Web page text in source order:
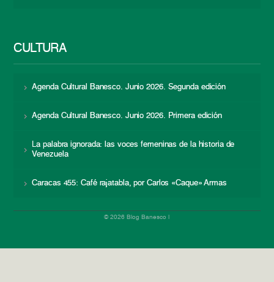
CULTURA
Agenda Cultural Banesco. Junio 2026. Segunda edición
Agenda Cultural Banesco. Junio 2026. Primera edición
La palabra ignorada: las voces femeninas de la historia de
Venezuela
Caracas 455: Café rajatabla, por Carlos «Caque» Armas
© 2026 Blog Banesco |